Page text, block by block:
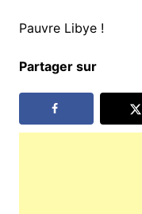
Pauvre Libye !
Partager sur